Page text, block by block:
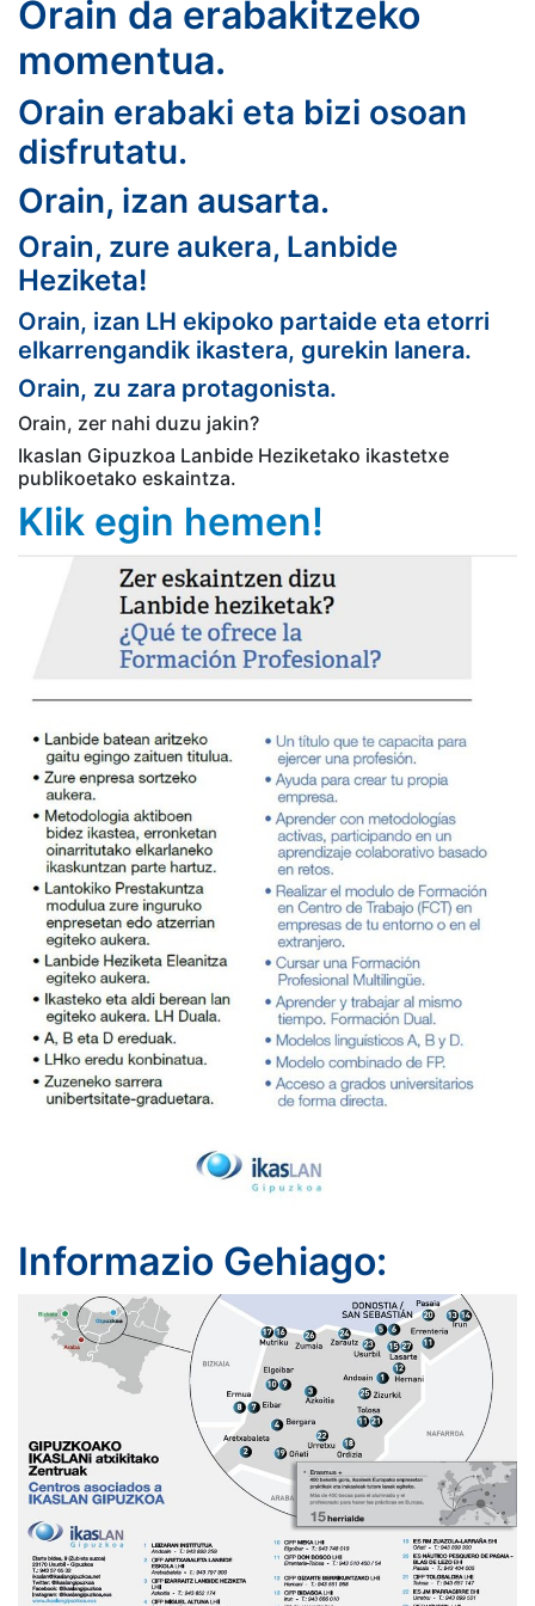
Orain da erabakitzeko
momentua.
Orain erabaki eta bizi osoan
disfrutatu.
Orain, izan ausarta.
Orain, zure aukera, Lanbide
Heziketa!
Orain, izan LH ekipoko partaide eta etorri
elkarrengandik ikastera, gurekin lanera.
Orain, zu zara protagonista.
Orain, zer nahi duzu jakin?
Ikaslan Gipuzkoa Lanbide Heziketako ikastetxe
publikoetako eskaintza.
Klik egin hemen!
Informazio Gehiago: